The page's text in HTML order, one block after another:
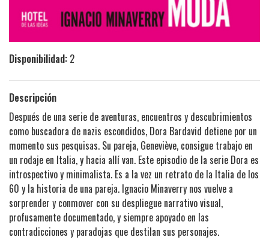
Disponibilidad: 2
Descripción
Después de una serie de aventuras, encuentros y descubrimientos
como buscadora de nazis escondidos, Dora Bardavid detiene por un
momento sus pesquisas. Su pareja, Geneviève, consigue trabajo en
un rodaje en Italia, y hacia allí van. Este episodio de la serie Dora es
introspectivo y minimalista. Es a la vez un retrato de la Italia de los
60 y la historia de una pareja. Ignacio Minaverry nos vuelve a
sorprender y conmover con su despliegue narrativo visual,
profusamente documentado, y siempre apoyado en las
contradicciones y paradojas que destilan sus personajes.